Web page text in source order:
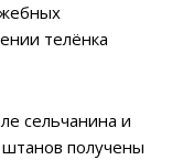
телёнка
сельчанина и
получены